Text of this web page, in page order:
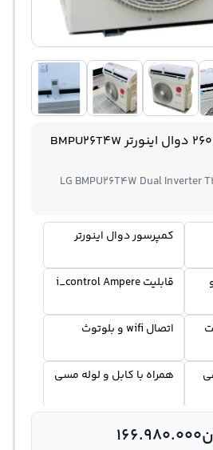
کولر گازی ال جی 26000 دوال اینورتر BMPU26T4W
LG BMPU26T4W Dual Inverter
کمپرسور دوال اینورتر
قابلیت i_control Ampere
اتصال wifi و بلوتوث
همراه با کابل و لوله مسی
166.980.000